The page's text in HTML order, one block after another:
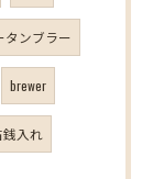
タンブラー
brewer
銭入れ